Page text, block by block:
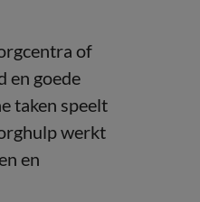
of
en goede
taken speelt
werkt
en